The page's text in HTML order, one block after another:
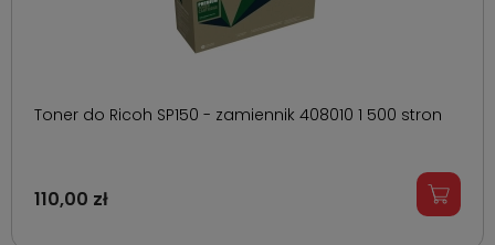
Toner do Ricoh SP150 - zamiennik 408010 1 500 stron
110,00 zł